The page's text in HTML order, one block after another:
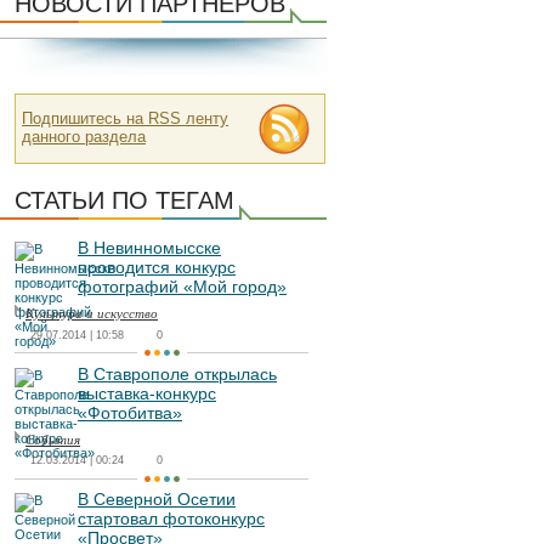
Подпишитесь на RSS ленту
данного раздела
СТАТЬИ ПО ТЕГАМ
В Невинномысске
проводится конкурс
фотографий «Мой город»
Культура и искусство
29.07.2014 | 10:58 0
В Ставрополе открылась
выставка-конкурс
«Фотобитва»
События
12.03.2014 | 00:24 0
В Северной Осетии
стартовал фотоконкурс
«Просвет»